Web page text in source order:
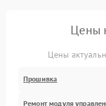
Цены
Цены
Прошивка
Ремонт модуля